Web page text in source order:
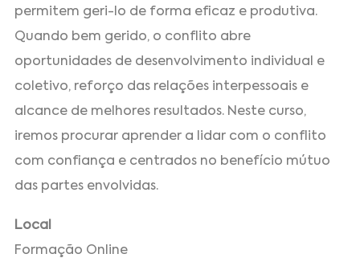
permitem geri-lo de forma eficaz e produtiva.
Quando bem gerido, o conflito abre
oportunidades de desenvolvimento individual e
coletivo, reforço das relações interpessoais e
alcance de melhores resultados. Neste curso,
iremos procurar aprender a lidar com o conflito
com confiança e centrados no benefício mútuo
das partes envolvidas.
Local
Formação Online